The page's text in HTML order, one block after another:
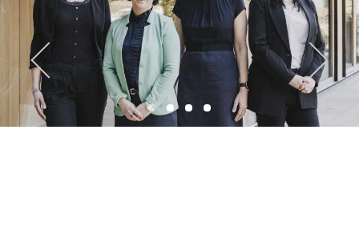
prev next